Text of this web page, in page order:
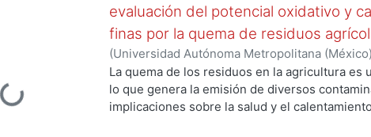
Loading...
evaluación del potencial oxidativo y
finas por la quema de residuos
(Universidad Autónoma Metropolitana
de Servicios de Información.,2017)
La quema de los residuos en la agricultura
lo que genera la emisión de diversos
implicaciones sobre la salud y el